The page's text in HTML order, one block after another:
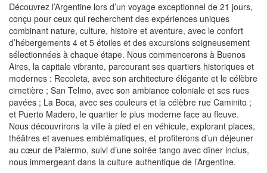
Découvrez l’Argentine lors d’un voyage exceptionnel de 21 jours,
conçu pour ceux qui recherchent des expériences uniques
combinant nature, culture, histoire et aventure, avec le confort
d’hébergements 4 et 5 étoiles et des excursions soigneusement
sélectionnées à chaque étape. Nous commencerons à Buenos
Aires, la capitale vibrante, parcourant ses quartiers historiques et
modernes : Recoleta, avec son architecture élégante et le célèbre
cimetière ; San Telmo, avec son ambiance coloniale et ses rues
pavées ; La Boca, avec ses couleurs et la célèbre rue Caminito ;
et Puerto Madero, le quartier le plus moderne face au fleuve.
Nous découvrirons la ville à pied et en véhicule, explorant places,
théâtres et avenues emblématiques, et profiterons d’un déjeuner
au cœur de Palermo, suivi d’une soirée tango avec dîner inclus,
nous immergeant dans la culture authentique de l’Argentine.